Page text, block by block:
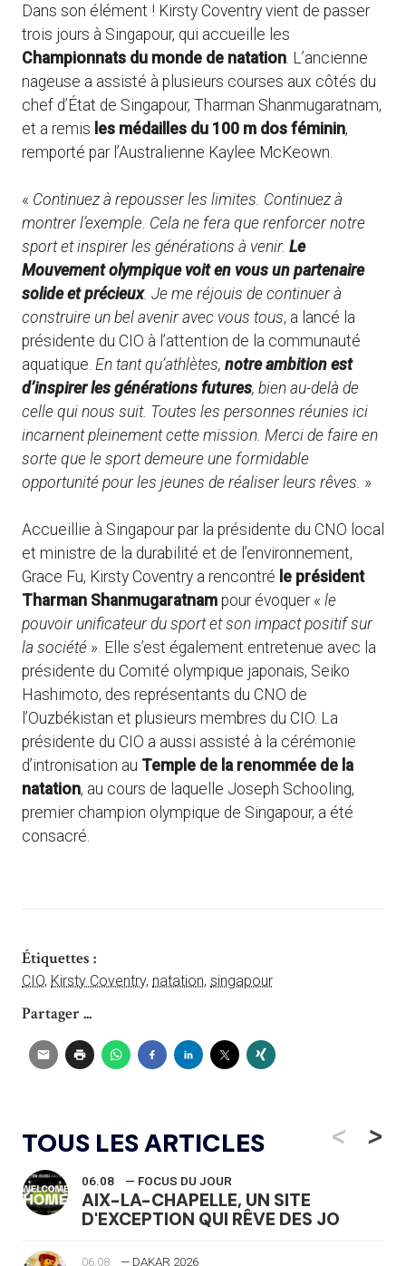
Dans son élément ! Kirsty Coventry vient de passer
trois jours à Singapour, qui accueille les
Championnats du monde de natation . L’ancienne
nageuse a assisté à plusieurs courses aux côtés du
chef d’État de Singapour, Tharman Shanmugaratnam,
et a remis les médailles du 100 m dos féminin,
remporté par l’Australienne Kaylee McKeown.
« Continuez à repousser les limites. Continuez à
montrer l’exemple. Cela ne fera que renforcer notre
sport et inspirer les générations à venir. Le
Mouvement olympique voit en vous un partenaire
solide et précieux. Je me réjouis de continuer à
construire un bel avenir avec vous tous, a lancé la
présidente du CIO à l’attention de la communauté
aquatique. En tant qu’athlètes, notre ambition est
d’inspirer les générations futures, bien au-delà de
celle qui nous suit. Toutes les personnes réunies ici
incarnent pleinement cette mission. Merci de faire en
sorte que le sport demeure une formidable
opportunité pour les jeunes de réaliser leurs rêves. »
Accueillie à Singapour par la présidente du CNO local
et ministre de la durabilité et de l’environnement,
Grace Fu, Kirsty Coventry a rencontré le président
Tharman Shanmugaratnam pour évoquer « le
pouvoir unificateur du sport et son impact positif sur
la société ». Elle s’est également entretenue avec la
présidente du Comité olympique japonais, Seiko
Hashimoto, des représentants du CNO de
l’Ouzbékistan et plusieurs membres du CIO. La
présidente du CIO a aussi assisté à la cérémonie
d’intronisation au Temple de la renommée de la
natation, au cours de laquelle Joseph Schooling,
premier champion olympique de Singapour, a été
consacré.
Étiquettes :
CIO, Kirsty Coventry, natation, singapour
Partager ...
TOUS LES ARTICLES <
06.08 — FOCUS DU JOUR
AIX-LA-CHAPELLE, UN SITE
D'EXCEPTION QUI RÊVE DES JO
06.08 — DAKAR 2026
>